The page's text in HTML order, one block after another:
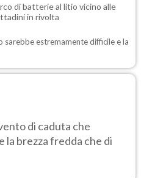
di batterie al litio vicino alle
in rivolta
sarebbe estremamente difficile e la
di caduta che
la brezza fredda che di